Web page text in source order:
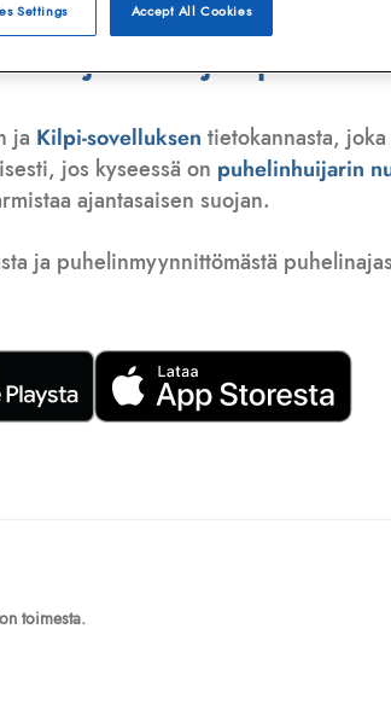
tai huijauspuhelu
ja Kilpi-sovelluksen tietokannasta,
jos kyseessä on puhelinhuijarin
ajantasaisen suojan.
ja puhelinmyynnittömästä
toimesta.
Accept All Cookies
Settings